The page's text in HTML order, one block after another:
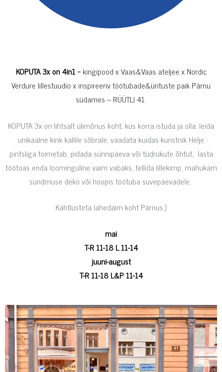
KOPUTA 3x on 4in1= kingipood x Vaas&Vaas ateljee x Nordic
Verdure lillestuudio x inspireeriv töötubade&ürituste paik Pärnu
südames – RÜÜTLI 41.
KOPUTA 3x on lihtsalt ülimõnus koht, kus korra istuda ja olla, leida
unikaalne kink kallile sõbrale, vaadata kuidas kunstnik Helje
pintsliga toimetab, pidada sünnipäeva või tüdrukute õhtut, lasta
töötoas enda loominguline vaim vabaks, tellida lillekimp, mahukam
sündmuse deko või hoopis töötuba suvepäevadele.
Kahtlusteta lahedaim koht Pärnus:)
mai
T-R 11-18 L 11-14
juuni-august
T-R 11-18 L&P 11-14